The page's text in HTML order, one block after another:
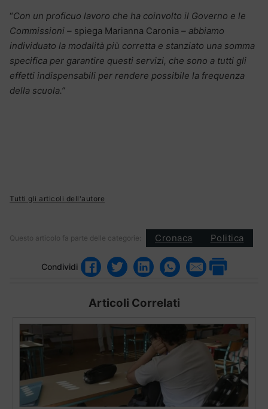
“Con un proficuo lavoro che ha coinvolto il Governo e le
Commissioni – spiega Marianna Caronia – abbiamo
individuato la modalità più corretta e stanziato una somma
specifica per garantire questi servizi, che sono a tutti gli
effetti indispensabili per rendere possibile la frequenza
della scuola.”
Tutti gli articoli dell'autore
Questo articolo fa parte delle categorie: Cronaca Politica
Condividi
Articoli Correlati